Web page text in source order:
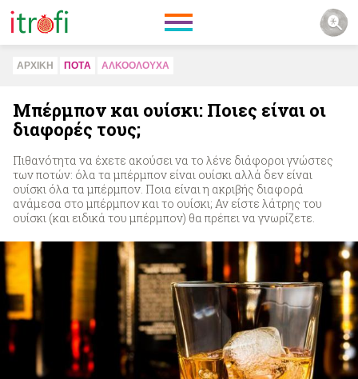
ΑΡΧΙΚΗ ΠΟΤA ΑΛΚΟΟΛΟΥΧΑ
Μπέρμπον και ουίσκι: Ποιες είναι οι
διαφορές τους;
Πιθανότητα να έχετε ακούσει να το λένε διάφοροι γνώστες
των ποτών: όλα τα μπέρμπον είναι ουίσκι αλλά δεν είναι
ουίσκι όλα τα μπέρμπον. Ποια είναι η ακριβής διαφορά
ανάμεσα στο μπέρμπον και το ουίσκι; Αν είστε λάτρης του
ουίσκι (και ειδικά του μπέρμπον) θα πρέπει να γνωρίζετε.